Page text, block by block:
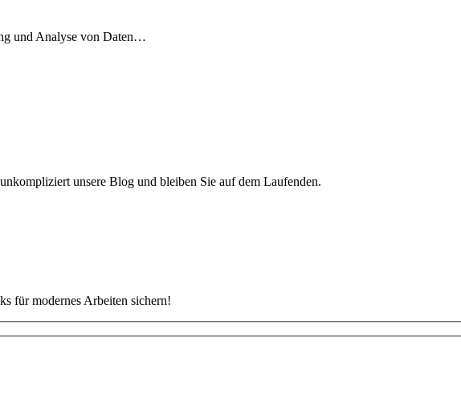
und Analyse von Daten…
unsere Blog und bleiben Sie auf dem Laufenden.
für modernes Arbeiten sichern!